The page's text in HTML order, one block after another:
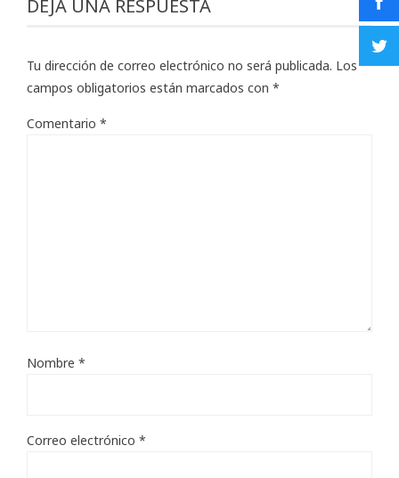
DEJA UNA RESPUESTA
Tu dirección de correo electrónico no será publicada. Los
campos obligatorios están marcados con *
Comentario *
Nombre *
Correo electrónico *